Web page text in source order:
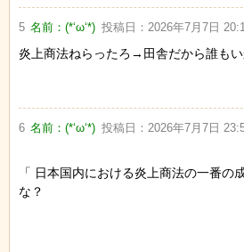
5 名前：(*‘ω‘*) 投稿日： 2026年7月7日
炎上商法ねらったろ→田舎だから誰も
6 名前：(*‘ω‘*) 投稿日： 2026年7月7日
「 日本国内における炎上商法の一番の
な？